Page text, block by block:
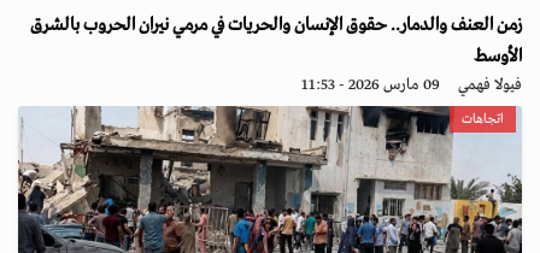
زمن العنف والدمار.. حقوق الإنسان والحريات في مرمي نيران الحروب بالشرق
الأوسط
فيولا فهمي 09 مارس 2026 - 11:53
اتجاهات